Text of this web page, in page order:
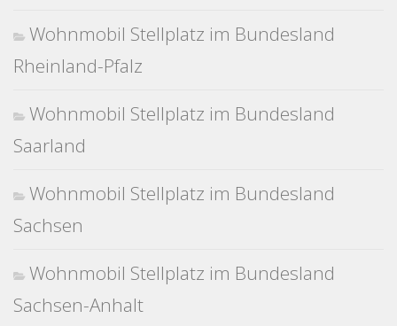
Wohnmobil Stellplatz im Bundesland
Rheinland-Pfalz
Wohnmobil Stellplatz im Bundesland
Saarland
Wohnmobil Stellplatz im Bundesland
Sachsen
Wohnmobil Stellplatz im Bundesland
Sachsen-Anhalt